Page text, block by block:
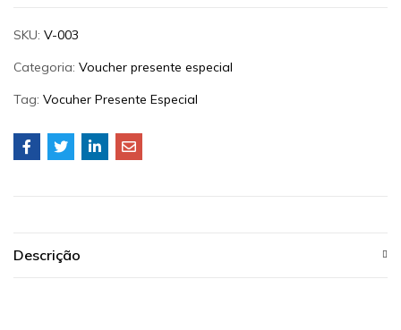
SKU: V-003
Categoria: Voucher presente especial
Tag: Vocuher Presente Especial
Descrição